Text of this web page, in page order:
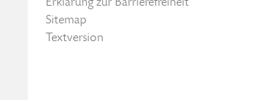
Erklärung zur Barrierefreiheit
Sitemap
Textversion